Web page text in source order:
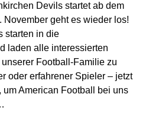
Devils startet ab dem
November geht es wieder los!
starten in die
laden alle interessierten
Football-Familie zu
oder erfahrener Spieler – jetzt
um American Football bei uns